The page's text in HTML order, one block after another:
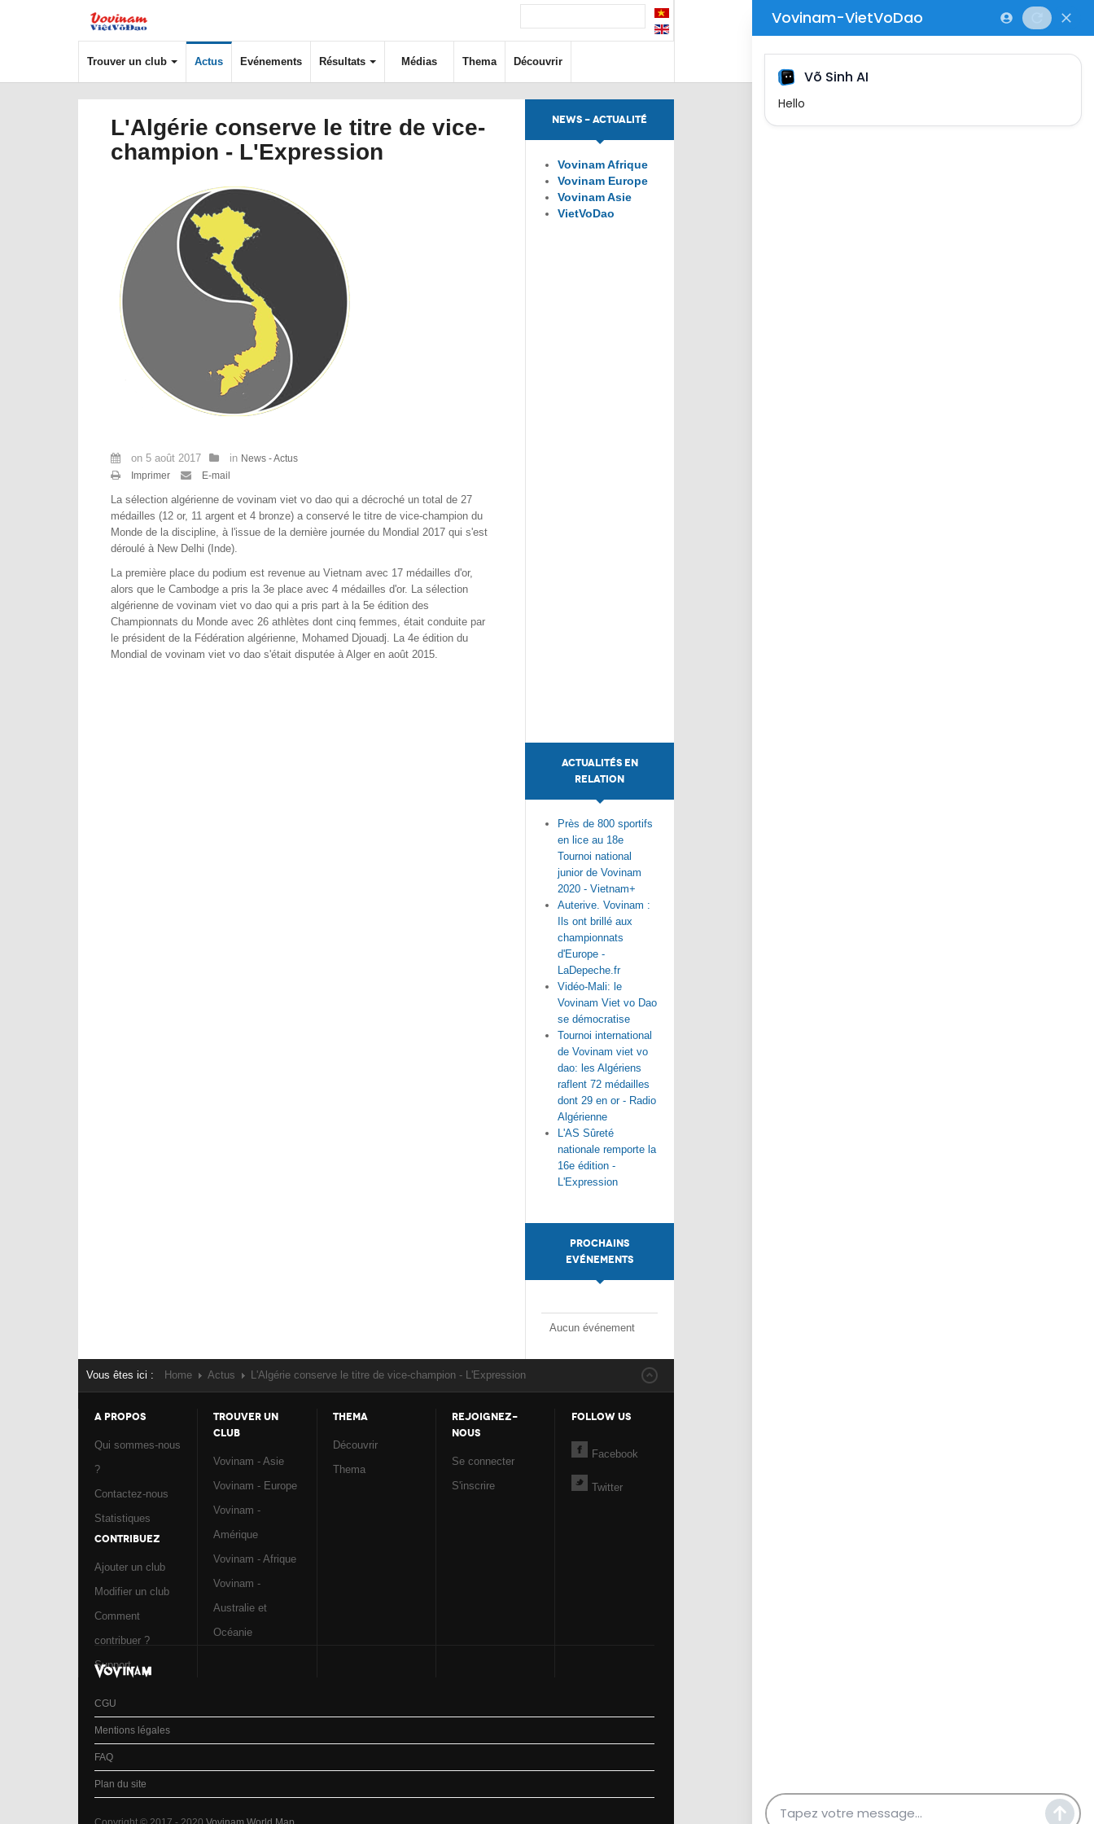
Trouver un club Actus Evénements Résultats Médias Thema Découvrir
L'Algérie conserve le titre de vice-
champion - L'Expression
on 5 août 2017 in News - Actus
Imprimer
E-mail
La sélection algérienne de vovinam viet vo dao qui a décroché un total de 27
médailles (12 or, 11 argent et 4 bronze) a conservé le titre de vice-champion du
Monde de la discipline, à l'issue de la dernière journée du Mondial 2017 qui s'est
déroulé à New Delhi (Inde).
La première place du podium est revenue au Vietnam avec 17 médailles d'or,
alors que le Cambodge a pris la 3e place avec 4 médailles d'or. La sélection
algérienne de vovinam viet vo dao qui a pris part à la 5e édition des
Championnats du Monde avec 26 athlètes dont cinq femmes, était conduite par
le président de la Fédération algérienne, Mohamed Djouadj. La 4e édition du
Mondial de vovinam viet vo dao s'était disputée à Alger en août 2015.
NEWS - ACTUALITÉ
Vovinam Afrique
Vovinam Europe
Vovinam Asie
VietVoDao
ACTUALITÉS EN
RELATION
Près de 800 sportifs
en lice au 18e
Tournoi national
junior de Vovinam
2020 - Vietnam+
Auterive. Vovinam :
Ils ont brillé aux
championnats
d'Europe -
LaDepeche.fr
Vidéo-Mali: le
Vovinam Viet vo Dao
se démocratise
Tournoi international
de Vovinam viet vo
dao: les Algériens
raflent 72 médailles
dont 29 en or - Radio
Algérienne
L'AS Sûreté
nationale remporte la
16e édition -
L'Expression
PROCHAINS
EVÉNEMENTS
Aucun événement
Vous êtes ici : Home Actus L'Algérie conserve le titre de vice-champion - L'Expression
CGU
Mentions légales
FAQ
Plan du site
A PROPOS
Qui sommes-nous
?
Contactez-nous
Statistiques
CONTRIBUEZ
Ajouter un club
Modifier un club
Comment
contribuer ?
Support
TROUVER UN
CLUB
Vovinam - Asie
Vovinam - Europe
Vovinam -
Amérique
Vovinam - Afrique
Vovinam -
Australie et
Océanie
THEMA
Découvrir
Thema
REJOIGNEZ-
NOUS
Se connecter
S'inscrire
FOLLOW US
Facebook
Twitter